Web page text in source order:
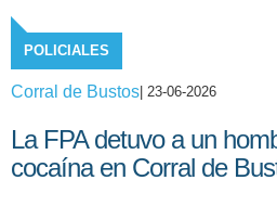
POLICIALES
Corral de Bustos | 23-06-2026
La FPA detuvo a un
cocaína en Corral de